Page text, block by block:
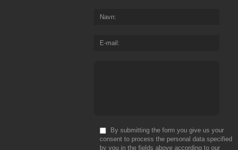
Navn
E-mail
By submitting the form you give us your
consent to process the personal data specified
by you in the fields above according to our